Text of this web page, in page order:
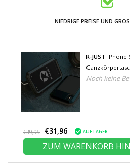
NIEDRIGE PREISE UND
R-JUST iPhone
Noch keine
€39,95 €31,96 AUF LAGER
ZUM WARENKORB